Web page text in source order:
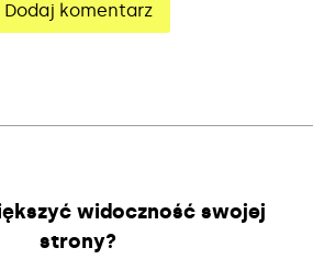
widoczność swojej
strony?